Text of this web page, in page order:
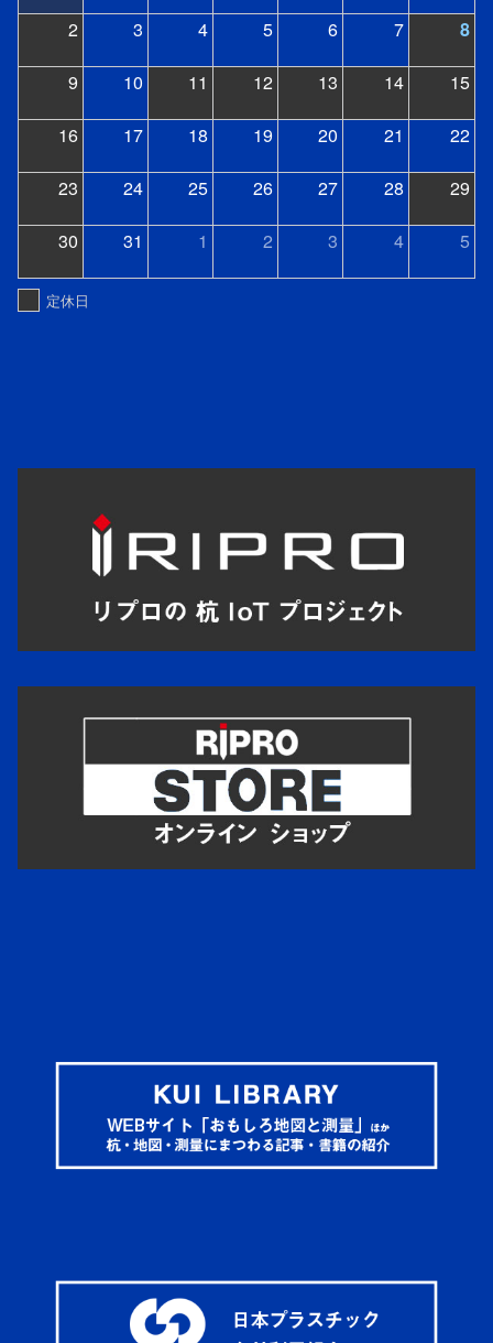
2 3 4 5 6 7 8
9 10 11 12 13 14 15
16 17 18 19 20 21 22
23 24 25 26 27 28 29
30 31 1 2 3 4 5
定休日